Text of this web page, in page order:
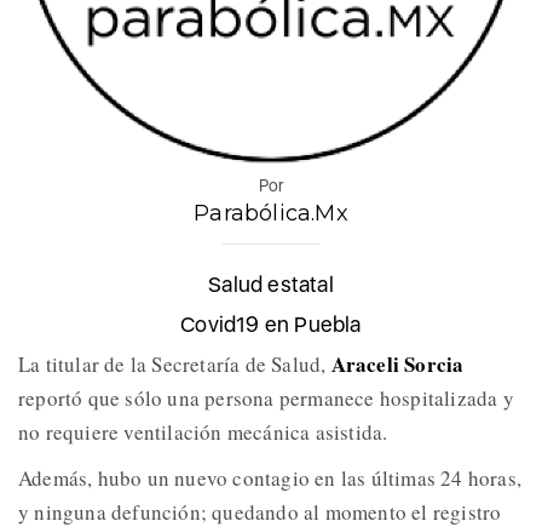
Por
Parabólica.Mx
Salud estatal
Covid19 en Puebla
La titular de la Secretaría de Salud, Araceli Sorcia
reportó que sólo una persona permanece hospitalizada y
no requiere ventilación mecánica asistida.
Además, hubo un nuevo contagio en las últimas 24 horas,
y ninguna defunción; quedando al momento el registro